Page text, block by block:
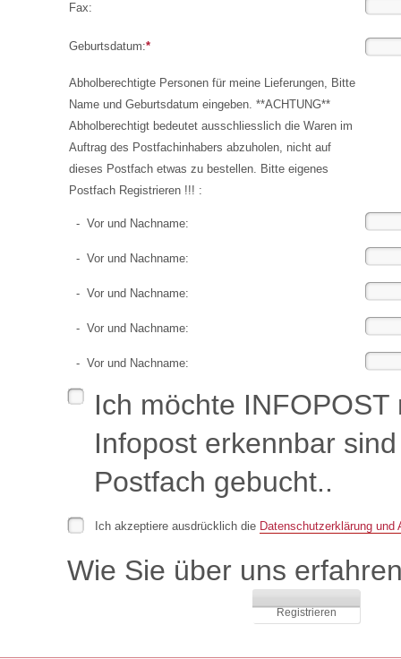
Fax:
Geburtsdatum:*
Abholberechtigte Personen für meine Lieferungen, Bitte
Name und Geburtsdatum eingeben. **ACHTUNG**
Abholberechtigt bedeutet ausschliesslich die Waren im
Auftrag des Postfachinhabers abzuholen, nicht auf
dieses Postfach etwas zu bestellen. Bitte eigenes
Postfach Registrieren !!! :
- Vor und Nachname:
- Vor und Nachname:
- Vor und Nachname:
- Vor und Nachname:
- Vor und Nachname:
Ich möchte
Infopost erkennbar
Postfach gebucht..
Ich akzeptiere ausdrücklich die Datenschutzerklärung und
Wie Sie über uns